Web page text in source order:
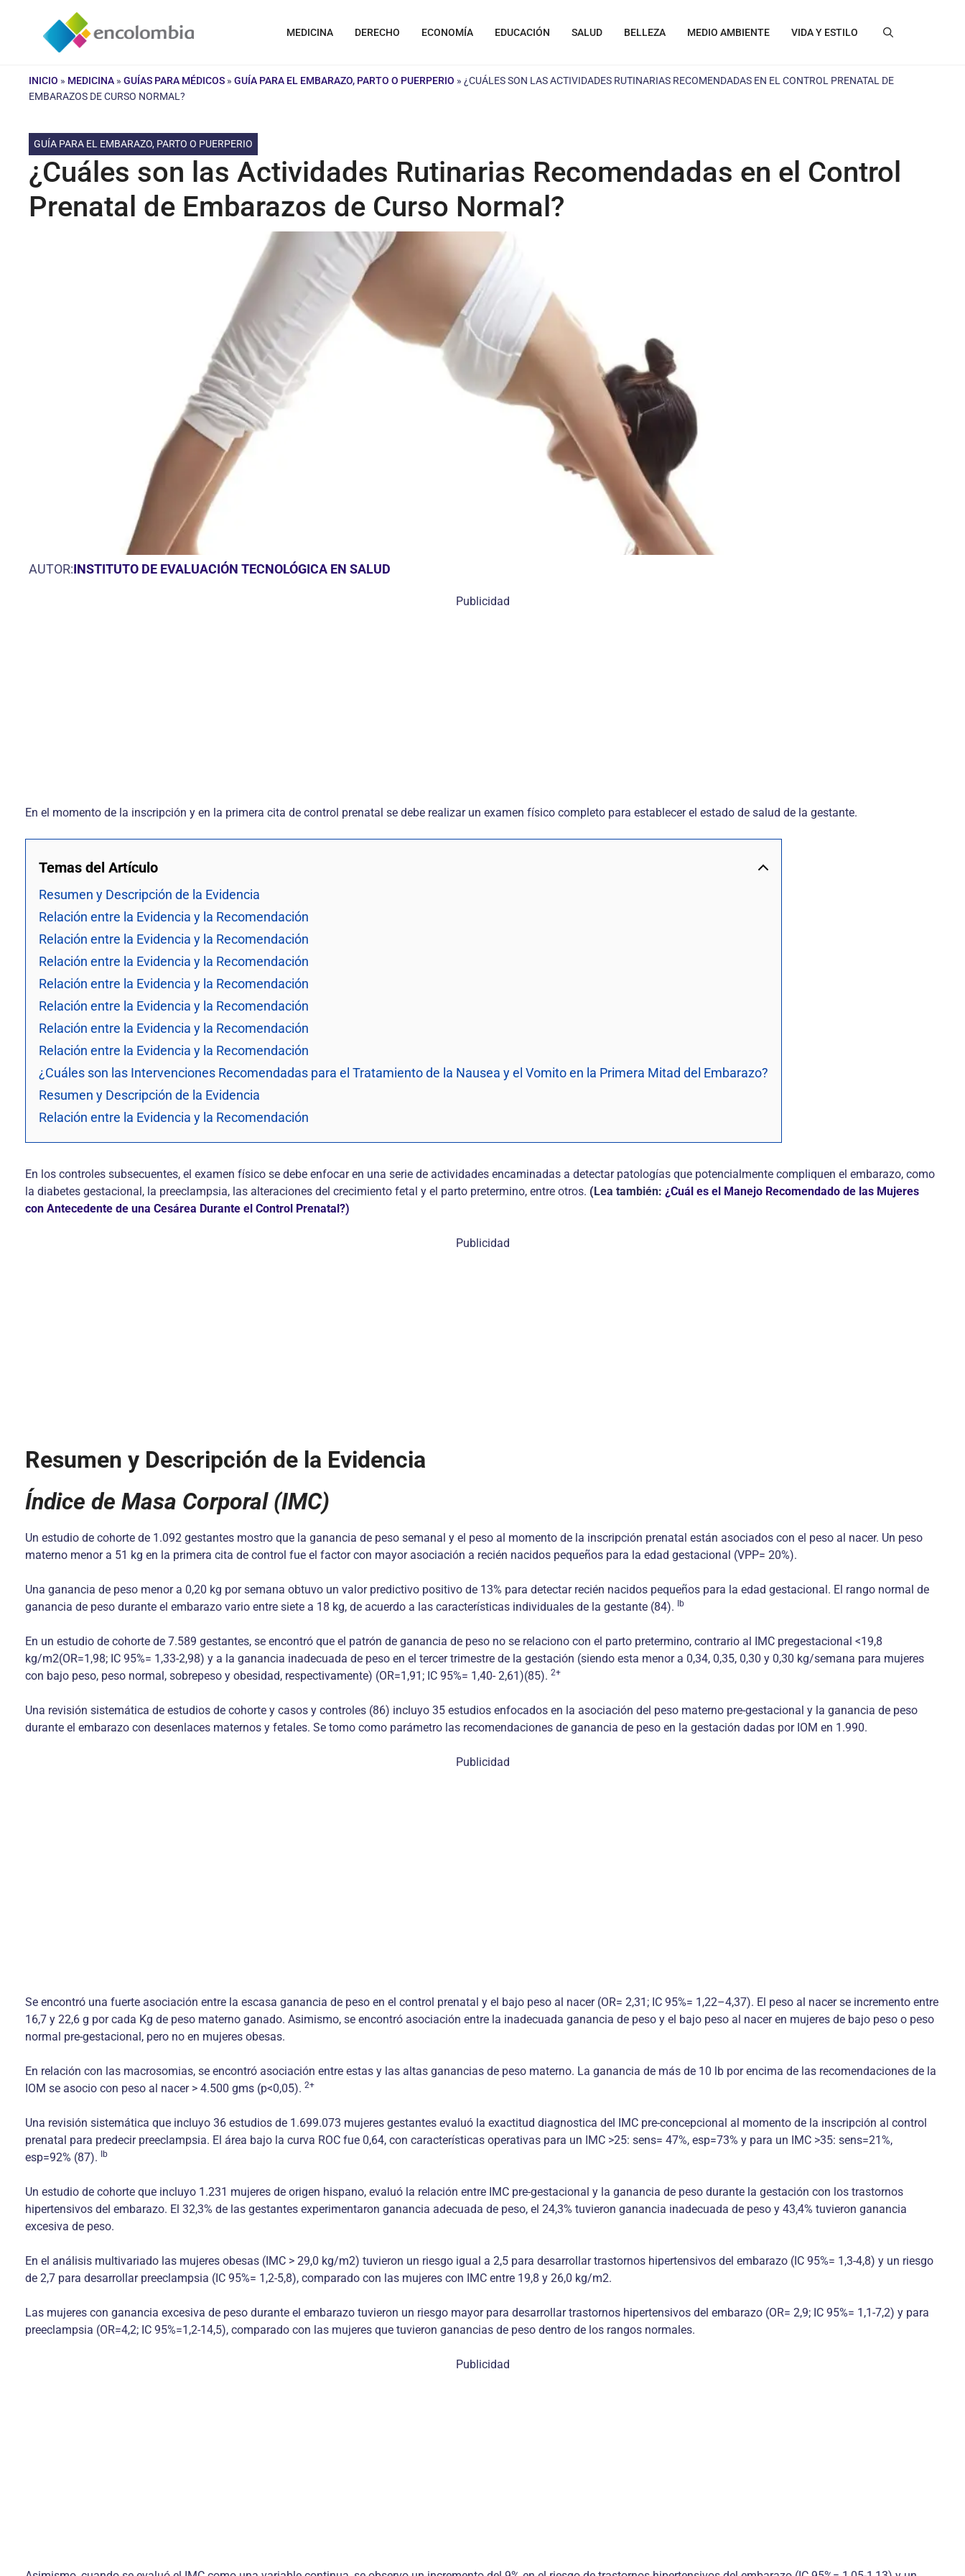
contenido
MEDICINA DERECHO ECONOMÍA EDUCACIÓN SALUD BELLEZA MEDIO AMBIENTE VIDA Y ESTILO
INICIO » MEDICINA » GUÍAS PARA MÉDICOS » GUÍA PARA EL EMBARAZO, PARTO O PUERPERIO » ¿CUÁLES SON LAS ACTIVIDADES RUTINARIAS RECOMENDADAS EN EL CONTROL PRENATAL DE
EMBARAZOS DE CURSO NORMAL?
GUÍA PARA EL EMBARAZO, PARTO O PUERPERIO
¿Cuáles son las Actividades Rutinarias Recomendadas en el Control
Prenatal de Embarazos de Curso Normal?
AUTOR:INSTITUTO DE EVALUACIÓN TECNOLÓGICA EN SALUD
Publicidad
En el momento de la inscripción y en la primera cita de control prenatal se debe realizar un examen físico completo para establecer el estado de salud de la gestante.
Temas del Artículo
Resumen y Descripción de la Evidencia
Relación entre la Evidencia y la Recomendación
Relación entre la Evidencia y la Recomendación
Relación entre la Evidencia y la Recomendación
Relación entre la Evidencia y la Recomendación
Relación entre la Evidencia y la Recomendación
Relación entre la Evidencia y la Recomendación
Relación entre la Evidencia y la Recomendación
¿Cuáles son las Intervenciones Recomendadas para el Tratamiento de la Nausea y el Vomito en la Primera Mitad del Embarazo?
Resumen y Descripción de la Evidencia
Relación entre la Evidencia y la Recomendación
En los controles subsecuentes, el examen físico se debe enfocar en una serie de actividades encaminadas a detectar patologías que potencialmente compliquen el embarazo, como
la diabetes gestacional, la preeclampsia, las alteraciones del crecimiento fetal y el parto pretermino, entre otros. (Lea también: ¿Cuál es el Manejo Recomendado de las Mujeres
con Antecedente de una Cesárea Durante el Control Prenatal?)
Publicidad
Resumen y Descripción de la Evidencia
Índice de Masa Corporal (IMC)
Un estudio de cohorte de 1.092 gestantes mostro que la ganancia de peso semanal y el peso al momento de la inscripción prenatal están asociados con el peso al nacer. Un peso
materno menor a 51 kg en la primera cita de control fue el factor con mayor asociación a recién nacidos pequeños para la edad gestacional (VPP= 20%).
Una ganancia de peso menor a 0,20 kg por semana obtuvo un valor predictivo positivo de 13% para detectar recién nacidos pequeños para la edad gestacional. El rango normal de
ganancia de peso durante el embarazo vario entre siete a 18 kg, de acuerdo a las características individuales de la gestante (84). Ib
En un estudio de cohorte de 7.589 gestantes, se encontró que el patrón de ganancia de peso no se relaciono con el parto pretermino, contrario al IMC pregestacional <19,8
kg/m2(OR=1,98; IC 95%= 1,33-2,98) y a la ganancia inadecuada de peso en el tercer trimestre de la gestación (siendo esta menor a 0,34, 0,35, 0,30 y 0,30 kg/semana para mujeres
con bajo peso, peso normal, sobrepeso y obesidad, respectivamente) (OR=1,91; IC 95%= 1,40- 2,61)(85). 2+
Una revisión sistemática de estudios de cohorte y casos y controles (86) incluyo 35 estudios enfocados en la asociación del peso materno pre-gestacional y la ganancia de peso
durante el embarazo con desenlaces maternos y fetales. Se tomo como parámetro las recomendaciones de ganancia de peso en la gestación dadas por IOM en 1.990.
Publicidad
Se encontró una fuerte asociación entre la escasa ganancia de peso en el control prenatal y el bajo peso al nacer (OR= 2,31; IC 95%= 1,22–4,37). El peso al nacer se incremento entre
16,7 y 22,6 g por cada Kg de peso materno ganado. Asimismo, se encontró asociación entre la inadecuada ganancia de peso y el bajo peso al nacer en mujeres de bajo peso o peso
normal pre-gestacional, pero no en mujeres obesas.
En relación con las macrosomias, se encontró asociación entre estas y las altas ganancias de peso materno. La ganancia de más de 10 lb por encima de las recomendaciones de la
IOM se asocio con peso al nacer > 4.500 gms (p<0,05). 2+
Una revisión sistemática que incluyo 36 estudios de 1.699.073 mujeres gestantes evaluó la exactitud diagnostica del IMC pre-concepcional al momento de la inscripción al control
prenatal para predecir preeclampsia. El área bajo la curva ROC fue 0,64, con características operativas para un IMC >25: sens= 47%, esp=73% y para un IMC >35: sens=21%,
esp=92% (87). Ib
Un estudio de cohorte que incluyo 1.231 mujeres de origen hispano, evaluó la relación entre IMC pre-gestacional y la ganancia de peso durante la gestación con los trastornos
hipertensivos del embarazo. El 32,3% de las gestantes experimentaron ganancia adecuada de peso, el 24,3% tuvieron ganancia inadecuada de peso y 43,4% tuvieron ganancia
excesiva de peso.
En el análisis multivariado las mujeres obesas (IMC > 29,0 kg/m2) tuvieron un riesgo igual a 2,5 para desarrollar trastornos hipertensivos del embarazo (IC 95%= 1,3-4,8) y un riesgo
de 2,7 para desarrollar preeclampsia (IC 95%= 1,2-5,8), comparado con las mujeres con IMC entre 19,8 y 26,0 kg/m2.
Las mujeres con ganancia excesiva de peso durante el embarazo tuvieron un riesgo mayor para desarrollar trastornos hipertensivos del embarazo (OR= 2,9; IC 95%= 1,1-7,2) y para
preeclampsia (OR=4,2; IC 95%=1,2-14,5), comparado con las mujeres que tuvieron ganancias de peso dentro de los rangos normales.
Publicidad